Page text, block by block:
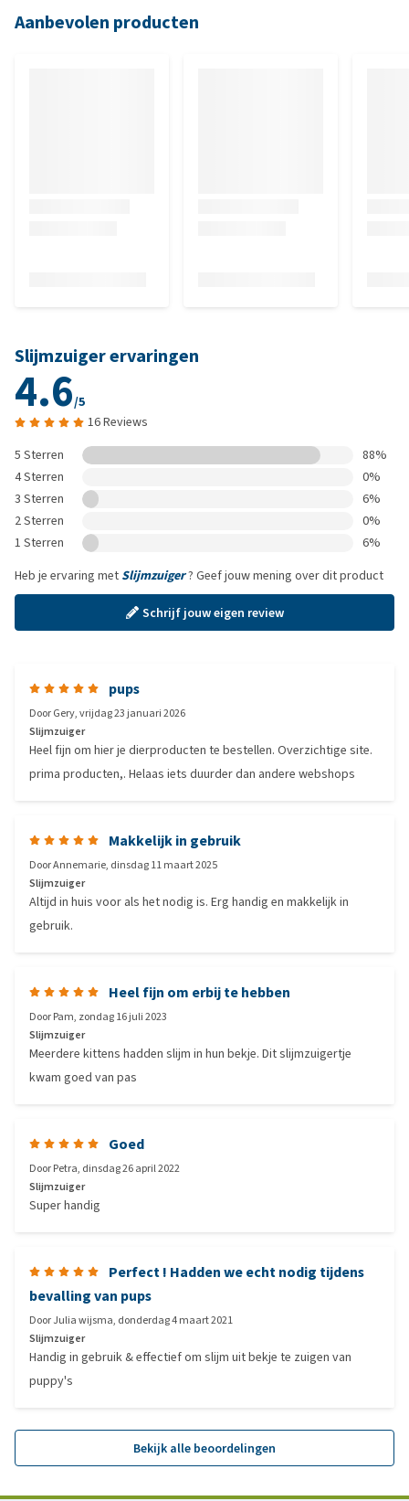
Aanbevolen producten
Slijmzuiger ervaringen
4.6/5
16 Reviews
5 Sterren
88%
4 Sterren
0%
3 Sterren
6%
2 Sterren
0%
1 Sterren
6%
Heb je ervaring met Slijmzuiger? Geef jouw mening over dit product
Schrijf jouw eigen review
pups
DoorGery,vrijdag 23 januari 2026
Slijmzuiger
Heel fijn om hier je dierproducten te bestellen. Overzichtige site.
prima producten,. Helaas iets duurder dan andere webshops
Makkelijk in gebruik
DoorAnnemarie, dinsdag 11 maart 2025
Slijmzuiger
Altijd in huis voor als het nodig is. Erg handig en makkelijk in
gebruik.
Heel fijn om erbij te hebben
DoorPam, zondag 16 juli 2023
Slijmzuiger
Meerdere kittens hadden slijm in hun bekje. Dit slijmzuigertje
kwam goed van pas
Goed
DoorPetra, dinsdag 26 april 2022
Slijmzuiger
Super handig
Perfect ! Hadden we echt nodig tijdens
bevalling van pups
DoorJulia wijsma, donderdag 4 maart 2021
Slijmzuiger
Handig in gebruik & effectief om slijm uit bekje te zuigen van
puppy's
Bekijk alle beoordelingen